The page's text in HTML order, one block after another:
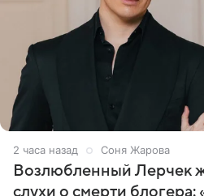
2 часа назад Соня Жарова
Возлюбленный Лерчек
слухи о смерти блогера: